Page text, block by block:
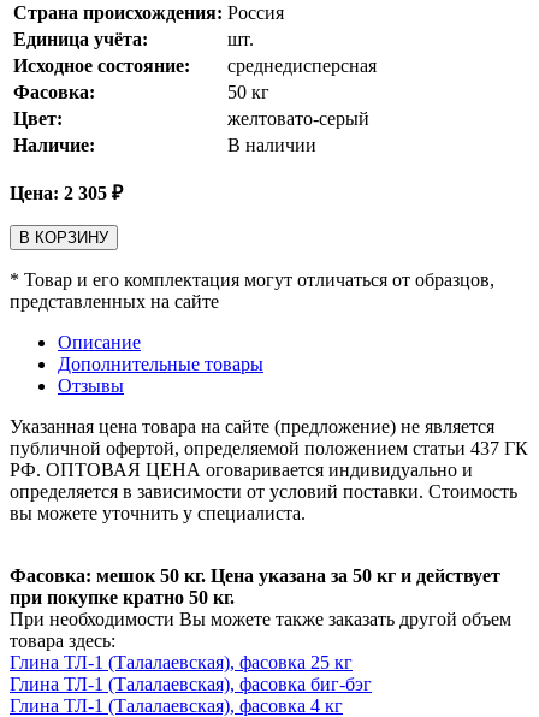
Страна происхождения: Россия
Единица учёта:
шт.
Исходное состояние:
среднедисперсная
Фасовка:
50 кг
Цвет:
желтовато-серый
Наличие:
В наличии
Цена: 2 305 ₽
В КОРЗИНУ
* Товар и его комплектация могут отличаться от образцов,
представленных на сайте
Описание
Дополнительные товары
Отзывы
Указанная цена товара на сайте (предложение) не является
публичной офертой, определяемой положением статьи 437 ГК
РФ. ОПТОВАЯ ЦЕНА оговаривается индивидуально и
определяется в зависимости от условий поставки. Стоимость
вы можете уточнить у специалиста.
Фасовка: мешок 50 кг. Цена указана за 50 кг и действует
при покупке кратно 50 кг.
При необходимости Вы можете также заказать другой объем
товара здесь:
Глина ТЛ-1 (Талалаевская), фасовка 25 кг
Глина ТЛ-1 (Талалаевская), фасовка биг-бэг
Глина ТЛ-1 (Талалаевская), фасовка 4 кг